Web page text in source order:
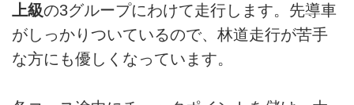
上級の3グループにわけて走行します。先導車
がしっかりついているので、林道走行が苦手
な方にも優しくなっています。